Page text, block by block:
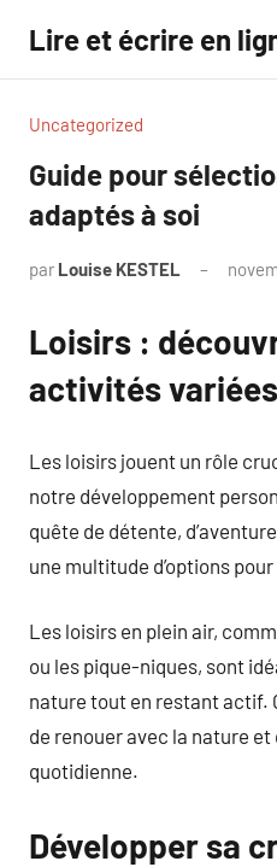
contenu
Lire et écrire en
Uncategorized
Guide pour
adaptés à soi
par Louise KESTEL
Loisirs :
activités variées
Les loisirs jouent un rôle
notre développement
quête de détente,
une multitude d’options
Les loisirs en plein air,
ou les pique-niques, sont
nature tout en restant actif.
de renouer avec la nature et
quotidienne.
Développer sa